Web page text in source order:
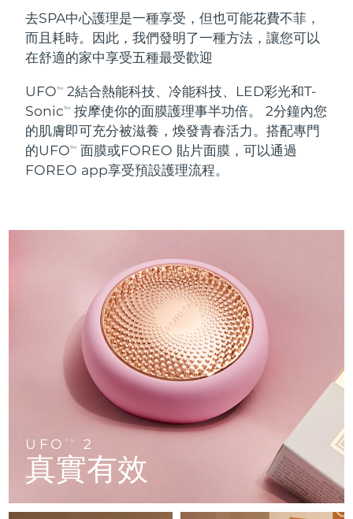
去SPA中心護理是一種享受，但也可能花費不菲，
而且耗時。因此，我們發明了一種方法，讓您可以
在舒適的家中享受五種最受歡迎
UFOTM
2結合熱能科技、冷能科技、LED彩光和T-
SonicTM
按摩使你的面膜護理事半功倍。 2分鐘內您
的肌膚即可充分被滋養，煥發青春活力。搭配專門
的UFOTM
面膜或FOREO 貼片面膜，可以通過
FOREO app享受預設護理流程。
UFO TM 2
真實有效
LUNA™ 4 套裝
Anti-aging massage
LUNA™ 4 Plus
Massage, LED heating
LUNA™ 4 mini
For young skin, T-zone
LUNA™ 4 go
For travel or gym bag
LUNA™護膚
LUNA™ 設備
BEAR™ 2 套裝
Microcurrent toning
BEAR™ 2 go
Microcurrent toning on-the-go
面部提拉護理
Premium anti-aging skincare
BEAR™ 設備
All premium facelift devices
補水保濕
UFO™ 3 套裝
Deep facial hydration
UFO™ 3 mini
Red light therapy device for young skin
UFO™ 3 go
Portable red light therapy
Rejuvenation & hydration
口腔護理
issa™ 4
Hybrid silicone sonic toothbrush
Smart hybrid silicone sonic toothbrush
issa™ 4 smile
Hybrid silicone sonic toothbrush
issa™ 4 baby
For ages 0-3
issa™ Teeth Whitening Set
Dual LED + sonic device & 18% PAP gel
FAQ™ 抗老護理
FAQ™ 101
Clinical anti-aging
FAQ™ 102
Advanced clinical anti-aging
FAQ™ 103
Luxurious clinical anti-aging set
FAQ™ P1 Primer
FAQ™ 201
LED mask
FAQ™ 202
LED mask
FAQ™ 211
Anti-aging neck & décolleté LED mask
FAQ™ 221
FAQ™ 301
LED hair strengthening scalp massager
Scalp recovery probiotic serum
肌膚年輕化
NEW
FAQ™ 501
Full-Spectrum Red Light Therapy
Full-Spectrum Red Light Therapy
專業治療
比利時 預計送達日期 8/8/26
百慕達 預計送達日期8/14/26
波士尼亞與赫塞哥維納 預計送達日期8/11/26
汶萊 預計送達日期8/13/26
保加利亞 預計送達日期8/8/26
智利 預計送達日期8/12/26
預計送達日期
克羅埃西亞 預計送達日期
賽普勒斯 預計送達日期
預計送達日期 8/8/26
丹麥 預計送達日期8/8/26
預計送達日期8/8/26